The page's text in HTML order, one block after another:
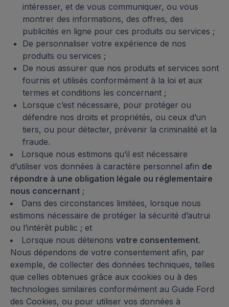
intéresser, et de vous communiquer, ou vous
montrer des informations, des offres, des
publicités en ligne pour ces produits ou services ;
De personnaliser votre expérience de nos
produits ou services ;
De nous assurer que nos produits et services sont
fournis et utilisés conformément à la loi et aux
termes et conditions les concernant ;
Lorsque c’est nécessaire, pour protéger ou
défendre nos droits et propriétés, ou ceux d’un
tiers, ou pour détecter, prévenir la criminalité et la
fraude.
Lorsque nous estimons qu’il est nécessaire
d’utiliser vos données à caractère personnel afin de
répondre à une obligation légale ou réglementaire
nous concernant ;
Dans des circonstances limitées, lorsque nous
estimons nécessaire de protéger la sécurité d’autrui
ou l’intérêt public ; et
Lorsque nous détenons votre consentement.
Nous dépendons de votre consentement afin, par
exemple, de collecter des données techniques, telles
que celles obtenues grâce aux cookies ou à des
technologies similaires conformément au Guide Ford
des Cookies, ou pour utiliser vos données à